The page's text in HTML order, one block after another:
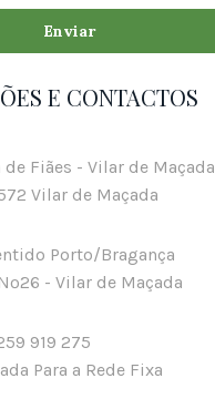
E CONTACTOS
de Fiães - Vilar de Maçada
Vilar de Maçada
Porto/Bragança
- Vilar de Maçada
919 275
Para a Rede Fixa